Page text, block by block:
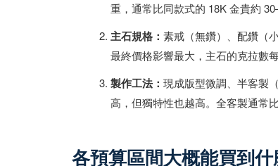
重，通常比同款式的 18K 金貴約
主石規格： 素戒（無鑽）、配鑽（
最終價格影響最大，主石的克拉數
製作工法： 現成版型微調、半客製
高，但獨特性也越高。全客製通常
各預算區間大概能買到什